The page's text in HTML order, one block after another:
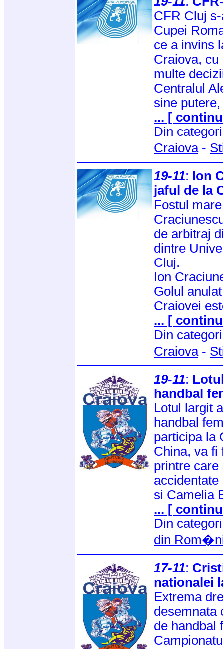
CFR Cluj
Cupei
ce a invins
Craiova, cu
multe
Centralul
sine
... [
Din
Craiova-
19-11: Ion
jaful de la
Fostul
de arbitraj
dintre
Cluj.
Ion
Golul
Craiovei
... [
Din
Craiova-
19-11:
handbal
Lotul largit
handbal
participa la
China, va fi
printre care
accidentate
si Camelia
... [
Din
din
17-11:
nationalei
Extrema
desemnata
de handbal